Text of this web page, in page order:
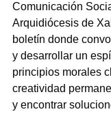
Comunicación
Arquidiócesis de
boletín donde
y desarrollar un
principios morales
creatividad
y encontrar